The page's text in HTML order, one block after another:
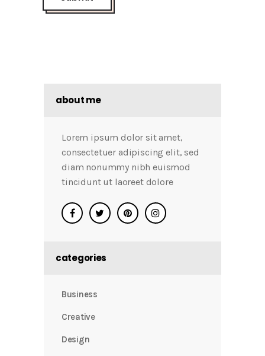
about me
Lorem ipsum dolor sit amet,
consectetuer adipiscing elit, sed
diam nonummy nibh euismod
tincidunt ut laoreet dolore
categories
Business
Creative
Design